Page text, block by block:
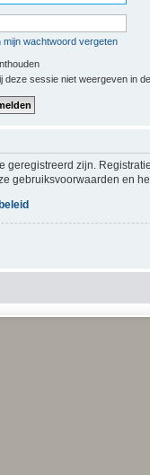
mijn wachtwoord vergeten
deze sessie niet weergeven in
geregistreerd zijn.
gebruiksvoorwaarden en